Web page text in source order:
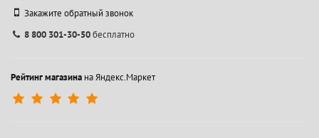
Закажите обратный звонок
8 800 301-30-50бесплатно
Рейтинг магазина на Яндекс.Маркет